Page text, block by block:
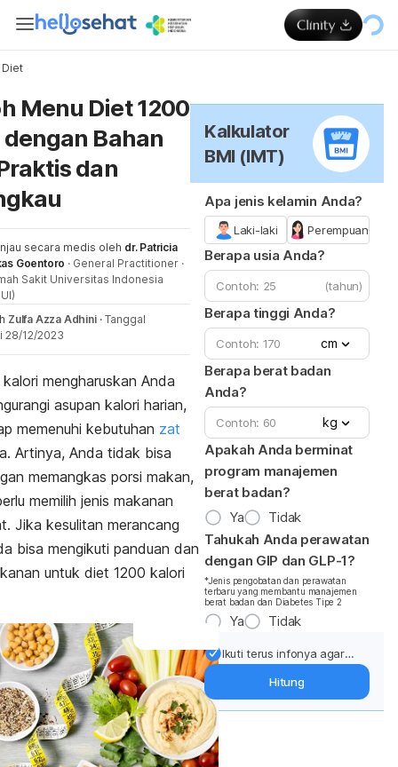
Diet
Menu Diet 1200
Bahan
dan
secara medis oleh dr. Patricia
Goentoro · General Practitioner ·
Sakit Universitas Indonesia
Zulfa Azza Adhini · Tanggal
28/12/2023
mengharuskan Anda
asupan kalori harian,
memenuhi kebutuhan zat
Artinya, Anda tidak bisa
memangkas porsi makan,
memilih jenis makanan
Jika kesulitan merancang
bisa mengikuti panduan dan
untuk diet 1200 kalori
Kalkulator
BMI (IMT)
Apa jenis kelamin Anda?
Laki-laki Perempuan
Berapa usia Anda?
(tahun)
Berapa tinggi Anda?
cm
Berapa berat badan
Anda?
kg
Apakah Anda berminat
program manajemen
berat badan?
Ya
Tidak
Tahukah Anda perawatan
dengan GIP dan GLP-1?
*Jenis pengobatan dan perawatan
terbaru yang membantu manajemen
berat badan dan Diabetes Tipe 2
Ya Tidak
Ikuti terus infonya agar
Dapatkan update dari
Hitung